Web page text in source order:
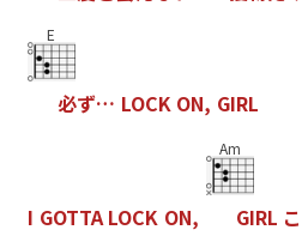
E
必ず… LOCK ON, GIRL
I GOTTA LOCK ON,
Am
GIRL こ